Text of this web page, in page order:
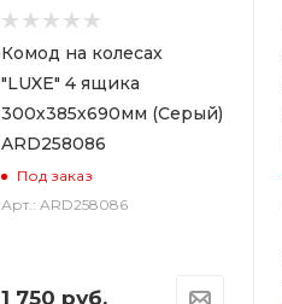
Комод на колесах
"LUXE" 4 ящика
300х385х690мм (Серый)
ARD258086
Под заказ
Арт.: ARD258086
1 750 руб.